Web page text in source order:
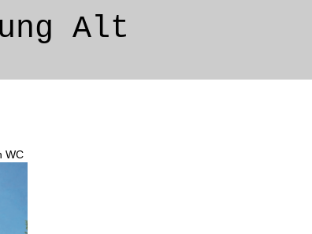
Alt